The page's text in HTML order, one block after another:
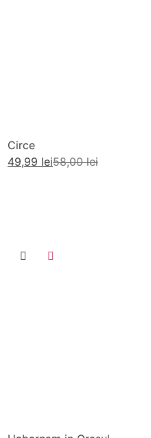
Circe
58,00lei
49,99 lei